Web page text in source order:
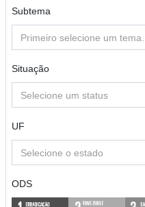
Subtema
Primeiro selecione um tema...
Situação
Selecione um status
UF
Selecione o estado
ODS